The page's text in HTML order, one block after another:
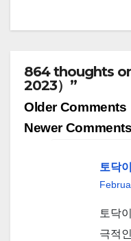
864 thoughts
2023）”
Comment
navigation
Older Comments
Newer Comments
토닥이
토닥
극적